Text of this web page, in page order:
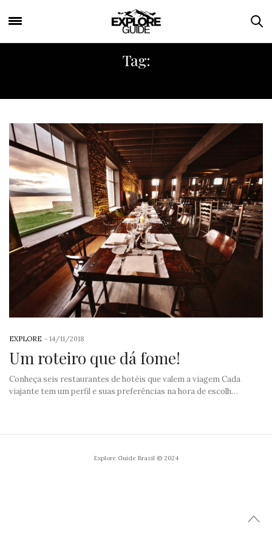
Tag:
EXPLORE - 14/11/2018
Um roteiro que dá fome!
Conheça seis restaurantes de hotéis que valem a viagem Cada
viajante tem um perfil e suas preferências na hora de escolh…
Explore Guide Brazil © 2024